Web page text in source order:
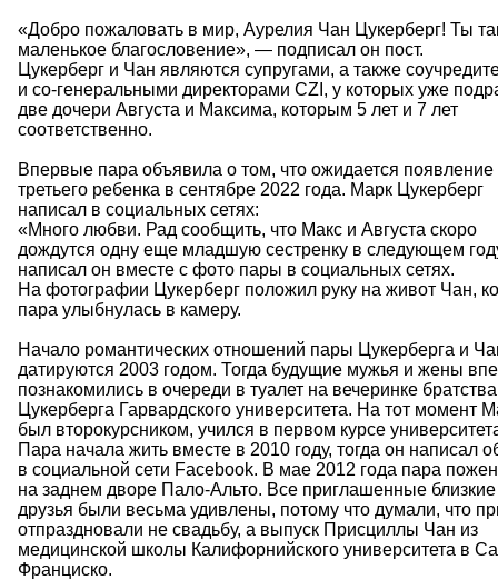
«Добро пожаловать в мир, Аурелия Чан Цукерберг! Ты
маленькое благословение», — подписал он пост.
Цукерберг и Чан являются супругами, а также
и со-генеральными директорами CZI, у которых уже
две дочери Августа и Максима, которым 5 лет и 7 лет
соответственно.
Впервые пара объявила о том, что ожидается появление
третьего ребенка в сентябре 2022 года. Марк Цукерберг
написал в социальных сетях:
«Много любви. Рад сообщить, что Макс и Августа скоро
дождутся одну еще младшую сестренку в следующем
написал он вместе с фото пары в социальных сетях.
На фотографии Цукерберг положил руку на живот Чан,
пара улыбнулась в камеру.
Начало романтических отношений пары Цукерберга и
датируются 2003 годом. Тогда будущие мужья и жены
познакомились в очереди в туалет на вечеринке братства
Цукерберга Гарвардского университета. На тот момент
был второкурсником, учился в первом курсе
Пара начала жить вместе в 2010 году, тогда он написал
в социальной сети Facebook. В мае 2012 года пара
на заднем дворе Пало-Альто. Все приглашенные близкие
друзья были весьма удивлены, потому что думали, что
отпраздновали не свадьбу, а выпуск Присциллы Чан из
медицинской школы Калифорнийского университета в
Франциско.